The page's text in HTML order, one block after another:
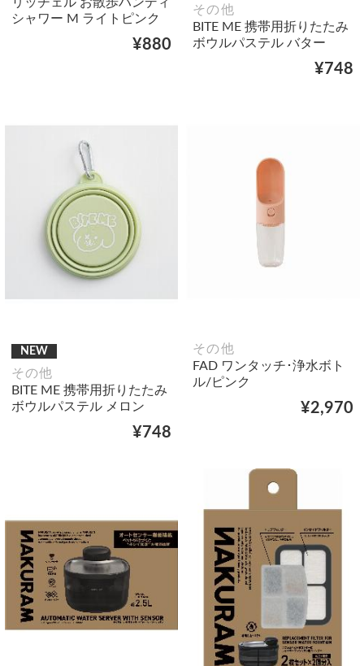
シャワー M ライトピンク
¥880
その他
BITE ME 携帯用折りたたみ
ボウルパステル バター
¥748
NEW
その他
BITE ME 携帯用折りたたみ
ボウルパステル メロン
¥748
その他
FAD ワンタッチ･浄水ボト
ル/ピンク
¥2,970